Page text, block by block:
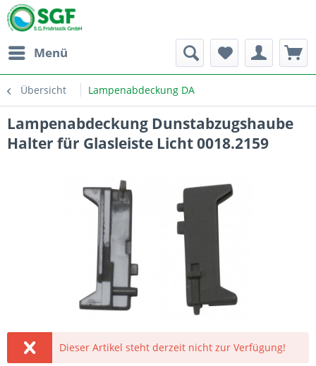
Menü
Übersicht Lampenabdeckung DA
Lampenabdeckung Dunstabzugshaube
Halter für Glasleiste Licht 0018.2159
Dieser Artikel steht derzeit nicht zur Verfügung!